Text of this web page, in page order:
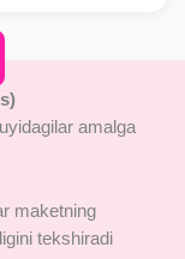
amalga
maketning
tekshiradi